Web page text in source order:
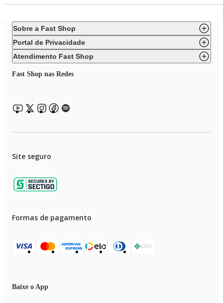
Cesto removível
Cesto e cuba com revestimento antiaderente
Desligamento automático
Proteção contra superaquecimento
Sobre a Fast Shop
Portal de Privacidade
Atendimento Fast Shop
Fast Shop nas Redes
Site seguro
Formas de pagamento
Baixe o App